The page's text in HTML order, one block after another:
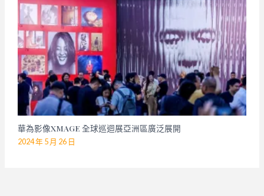
華為影像XMAGE 全球巡迴展亞洲區廣泛展開
2024 年 5 月 26 日